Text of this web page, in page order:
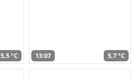
5,5 °C 13:07 5,7 °C